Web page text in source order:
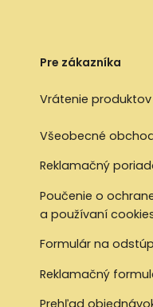
Pre zákazníka
Vrátenie produktov
Všeobecné
Reklamačný
Poučenie o
a používaní
Formulár na
Reklamačný